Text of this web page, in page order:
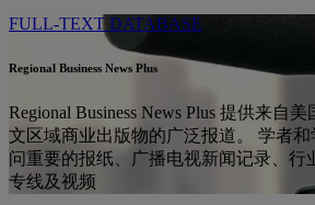
FULL-TEXT DATABASE
Regional Business News Plus
Regional Business News Plus 提供来自
文区域商业出版物的广泛报道。 学者
问重要的报纸、广播电视新闻记录、行
专线及视频